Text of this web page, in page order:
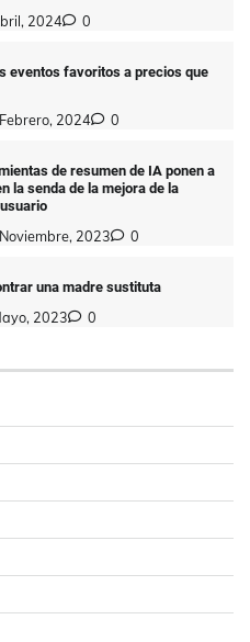
2024 0
eventos favoritos a precios que
2024 0
de resumen de IA ponen a
la senda de la mejora de la
2023 0
una madre sustituta
2023 0